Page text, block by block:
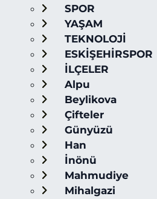
SPOR
YAŞAM
TEKNOLOJİ
ESKİŞEHİRSPOR
İLÇELER
Alpu
Beylikova
Çifteler
Günyüzü
Han
İnönü
Mahmudiye
Mihalgazi